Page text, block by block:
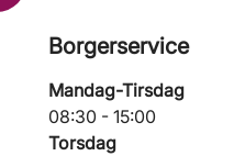
Borgerservice
Mandag-Tirsdag
08:30 - 15:00
Torsdag